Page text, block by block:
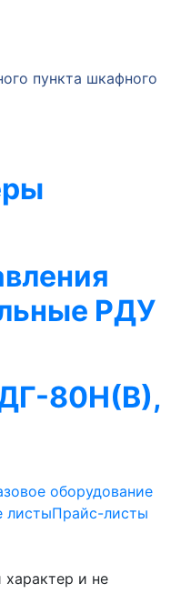
пункта шкафного
РДУ
80Н(В),
листыПрайс-листы
и не